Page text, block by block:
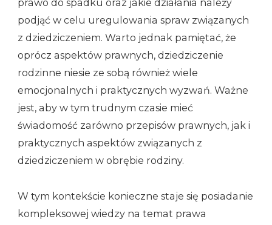
prawo do spadku oraz jakie działania należy
podjąć w celu uregulowania spraw związanych
z dziedziczeniem. Warto jednak pamiętać, że
oprócz aspektów prawnych, dziedziczenie
rodzinne niesie ze sobą również wiele
emocjonalnych i praktycznych wyzwań. Ważne
jest, aby w tym trudnym czasie mieć
świadomość zarówno przepisów prawnych, jak i
praktycznych aspektów związanych z
dziedziczeniem w obrębie rodziny.
W tym kontekście konieczne staje się posiadanie
kompleksowej wiedzy na temat prawa